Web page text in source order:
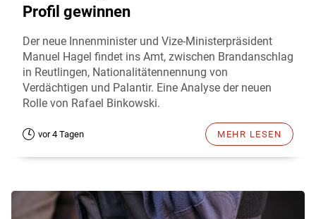
Profil gewinnen
Der neue Innenminister und Vize-Ministerpräsident
Manuel Hagel findet ins Amt, zwischen Brandanschlag
in Reutlingen, Nationalitätennennung von
Verdächtigen und Palantir. Eine Analyse der neuen
Rolle von Rafael Binkowski.
vor 4 Tagen MEHR LESEN